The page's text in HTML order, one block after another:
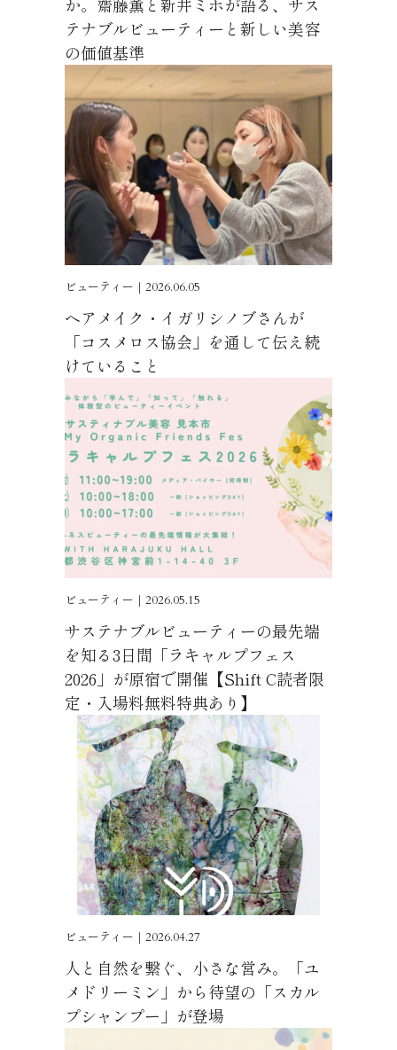
テナブルビューティーと新しい美容
の価値基準
ビューティー｜2026.06.05
ヘアメイク・イガリシノブさんが
「コスメロス協会」を通して伝え続
けていること
ビューティー｜2026.05.15
サステナブルビューティーの最先端
を知る3日間「ラキャルプフェス
2026」が原宿で開催【Shift C読者限
定・入場料無料特典あり】
ビューティー｜2026.04.27
人と自然を繋ぐ、小さな営み。「ユ
メドリーミン」から待望の「スカル
プシャンプー」が登場